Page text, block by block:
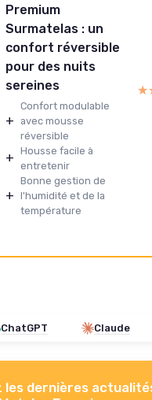
Premium
Surmatelas : un
confort réversible
pour des nuits
sereines
+
Confort modulable
avec mousse
réversible
+ Housse facile à
entretenir
+
Bonne gestion de
l'humidité et de la
température
ChatGPT Claude
les dernières